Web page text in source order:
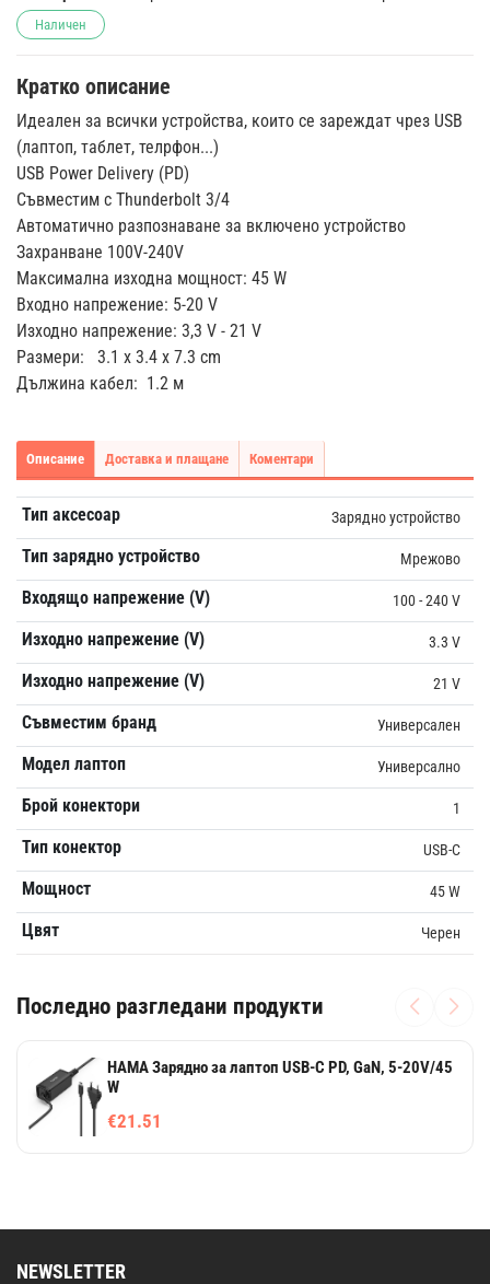
Наличен
Кратко описание
Идеален за всички устройства, които се зареждат чрез USB
(лаптоп, таблет, телрфон...)
USB Power Delivery (PD)
Съвместим с Thunderbolt 3/4
Автоматично разпознаване за включено устройство
Захранване 100V-240V
Максимална изходна мощност: 45 W
Входно напрежение: 5-20 V
Изходно напрежение: 3,3 V - 21 V
Размери: 3.1 x 3.4 x 7.3 cm
Дължина кабел: 1.2 м
Описание Доставка и плащане Коментари
Тип аксесоар Зарядно устройство
Тип зарядно устройство Мрежово
Входящо напрежение (V) 100 - 240 V
Изходно напрежение (V) 3.3 V
Изходно напрежение (V) 21 V
Съвместим бранд Универсален
Модел лаптоп Универсално
Брой конектори 1
Тип конектор USB-C
Мощност 45 W
Цвят Чеpен
Последно разгледани продукти
HAMA Зарядно за лаптоп USB-C PD, GaN, 5-20V/45
W
€21.51
NEWSLETTER